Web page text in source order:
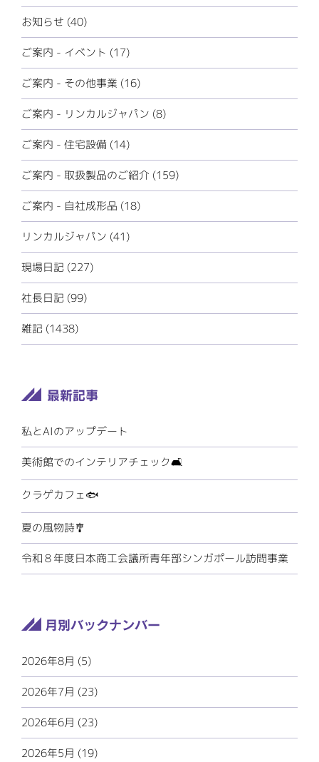
お知らせ (40)
ご案内 - イベント (17)
ご案内 - その他事業 (16)
ご案内 - リンカルジャパン (8)
ご案内 - 住宅設備 (14)
ご案内 - 取扱製品のご紹介 (159)
ご案内 - 自社成形品 (18)
リンカルジャパン (41)
現場日記 (227)
社長日記 (99)
雑記 (1438)
私とAIのアップデート
美術館でのインテリアチェック🛋️
クラゲカフェ🐟
夏の風物詩🎐
令和８年度日本商工会議所青年部シンガポール訪問事業
2026年8月 (5)
2026年7月 (23)
2026年6月 (23)
2026年5月 (19)